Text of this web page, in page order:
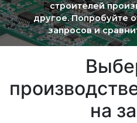
строителей
другое. Попробуйте
запросов и
на